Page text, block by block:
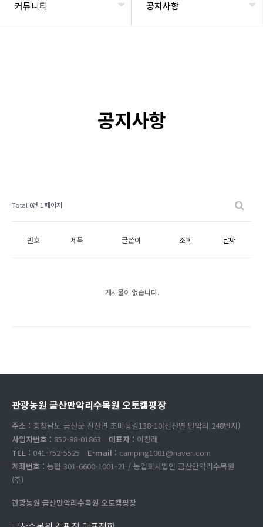
커뮤니티 공지사항
공지사항
Total 0건 1 페이지
번호 제목 글쓴이 조회 날짜
게시물이 없습니다.
관광농원 금산만악리수목원 오토캠핑장
주소 : 충청남도 금산군 진산면 초미동길138-10(진산면 만악리 248번지)
사업자번호 : 852-88-01863 대표자 : 이창래
TEL : 041-752-5525 E-mail : camping1001@naver.com
계좌번호 : 농협 301-6600-1001-21 / 농업회사법인 금산만악리수목원
(주)
관광농원 금산만악리수목원 오토캠핑장